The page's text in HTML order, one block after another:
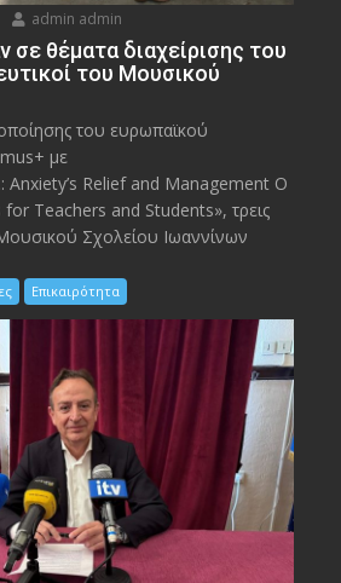
admin admin
σε θέματα διαχείρισης του
του Μουσικού
του ευρωπαϊκού
με
Anxiety’s Relief and Management O
Teachers and Students», τρεις
Σχολείου Ιωαννίνων
Επικαιρότητα